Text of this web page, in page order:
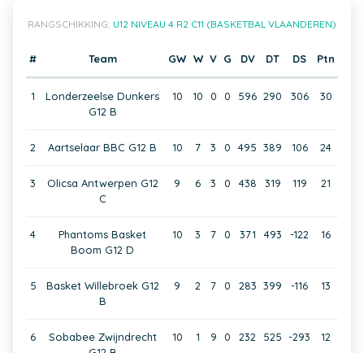
RANGSCHIKKING: U12 NIVEAU 4 R2 C11 (BASKETBAL VLAANDEREN)
# Team GW W V G DV DT DS Ptn
1
Londerzeelse Dunkers
G12 B
10 10 0 0 596 290 306 30
2 Aartselaar BBC G12 B 10 7 3 0 495 389 106 24
3
Olicsa Antwerpen G12
C
9 6 3 0 438 319 119 21
4
Phantoms Basket
Boom G12 D
10 3 7 0 371 493 -122 16
5
Basket Willebroek G12
B
9 2 7 0 283 399 -116 13
6
Sobabee Zwijndrecht
10 1 9 0 232 525 -293 12